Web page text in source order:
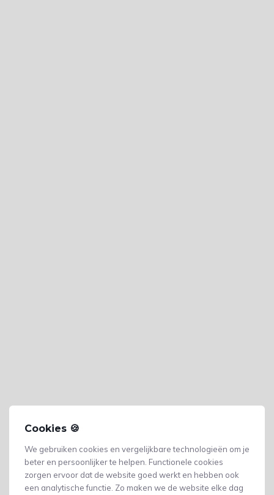
Cookies 🍪
We gebruiken cookies en vergelijkbare technologieën om je
beter en persoonlijker te helpen. Functionele cookies
zorgen ervoor dat de website goed werkt en hebben ook
een analytische functie. Zo maken we de website elke dag